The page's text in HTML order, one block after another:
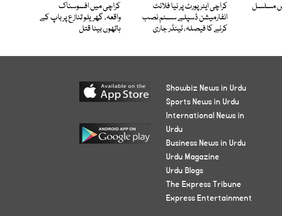
مسلسل
کراچی ایئرپورٹ پر نیا فلائٹ
انفارمیشن ڈسپلے سسٹم نصب
کرنے کا فیصلہ، ٹینڈر جاری
کراچی میں افسوسناک
واقعہ، گھریلو تنازع پر باپ کے
ہاتھوں بیٹا قتل
Showbiz News in Urdu
Sports News in Urdu
International News in
Urdu
Business News in Urdu
Urdu Magazine
Urdu Blogs
The Express Tribune
Express Entertainment